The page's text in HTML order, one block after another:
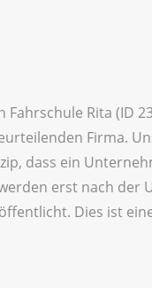
Rita (ID
Firma.
dass ein
erst nach
Dies ist